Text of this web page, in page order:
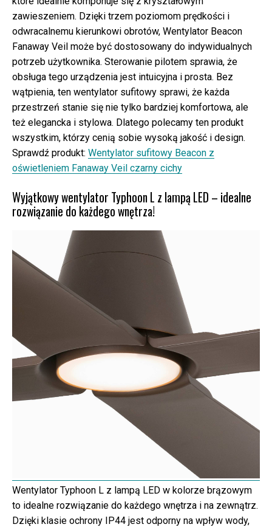
zawieszeniem. Dzięki trzem poziomom prędkości i
odwracalnemu kierunkowi obrotów, Wentylator Beacon
Fanaway Veil może być dostosowany do indywidualnych
potrzeb użytkownika. Sterowanie pilotem sprawia, że
obsługa tego urządzenia jest intuicyjna i prosta. Bez
wątpienia, ten wentylator sufitowy sprawi, że każda
przestrzeń stanie się nie tylko bardziej komfortowa, ale
też elegancka i stylowa. Dlatego polecamy ten produkt
wszystkim, którzy cenią sobie wysoką jakość i design.
Sprawdź produkt: Wentylator sufitowy Beacon z
oświetleniem Fanaway Veil czarny cichy
Wyjątkowy wentylator Typhoon L z lampą LED – idealne
rozwiązanie do każdego wnętrza!
Wentylator Typhoon L z lampą LED w kolorze brązowym
to idealne rozwiązanie do każdego wnętrza i na zewnątrz.
Dzięki klasie ochrony IP44 jest odporny na wpływ wody,